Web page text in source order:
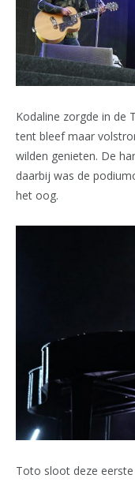
Kodaline zorgde in de
tent bleef maar
wilden genieten. De
daarbij was de
het oog.
Toto sloot deze